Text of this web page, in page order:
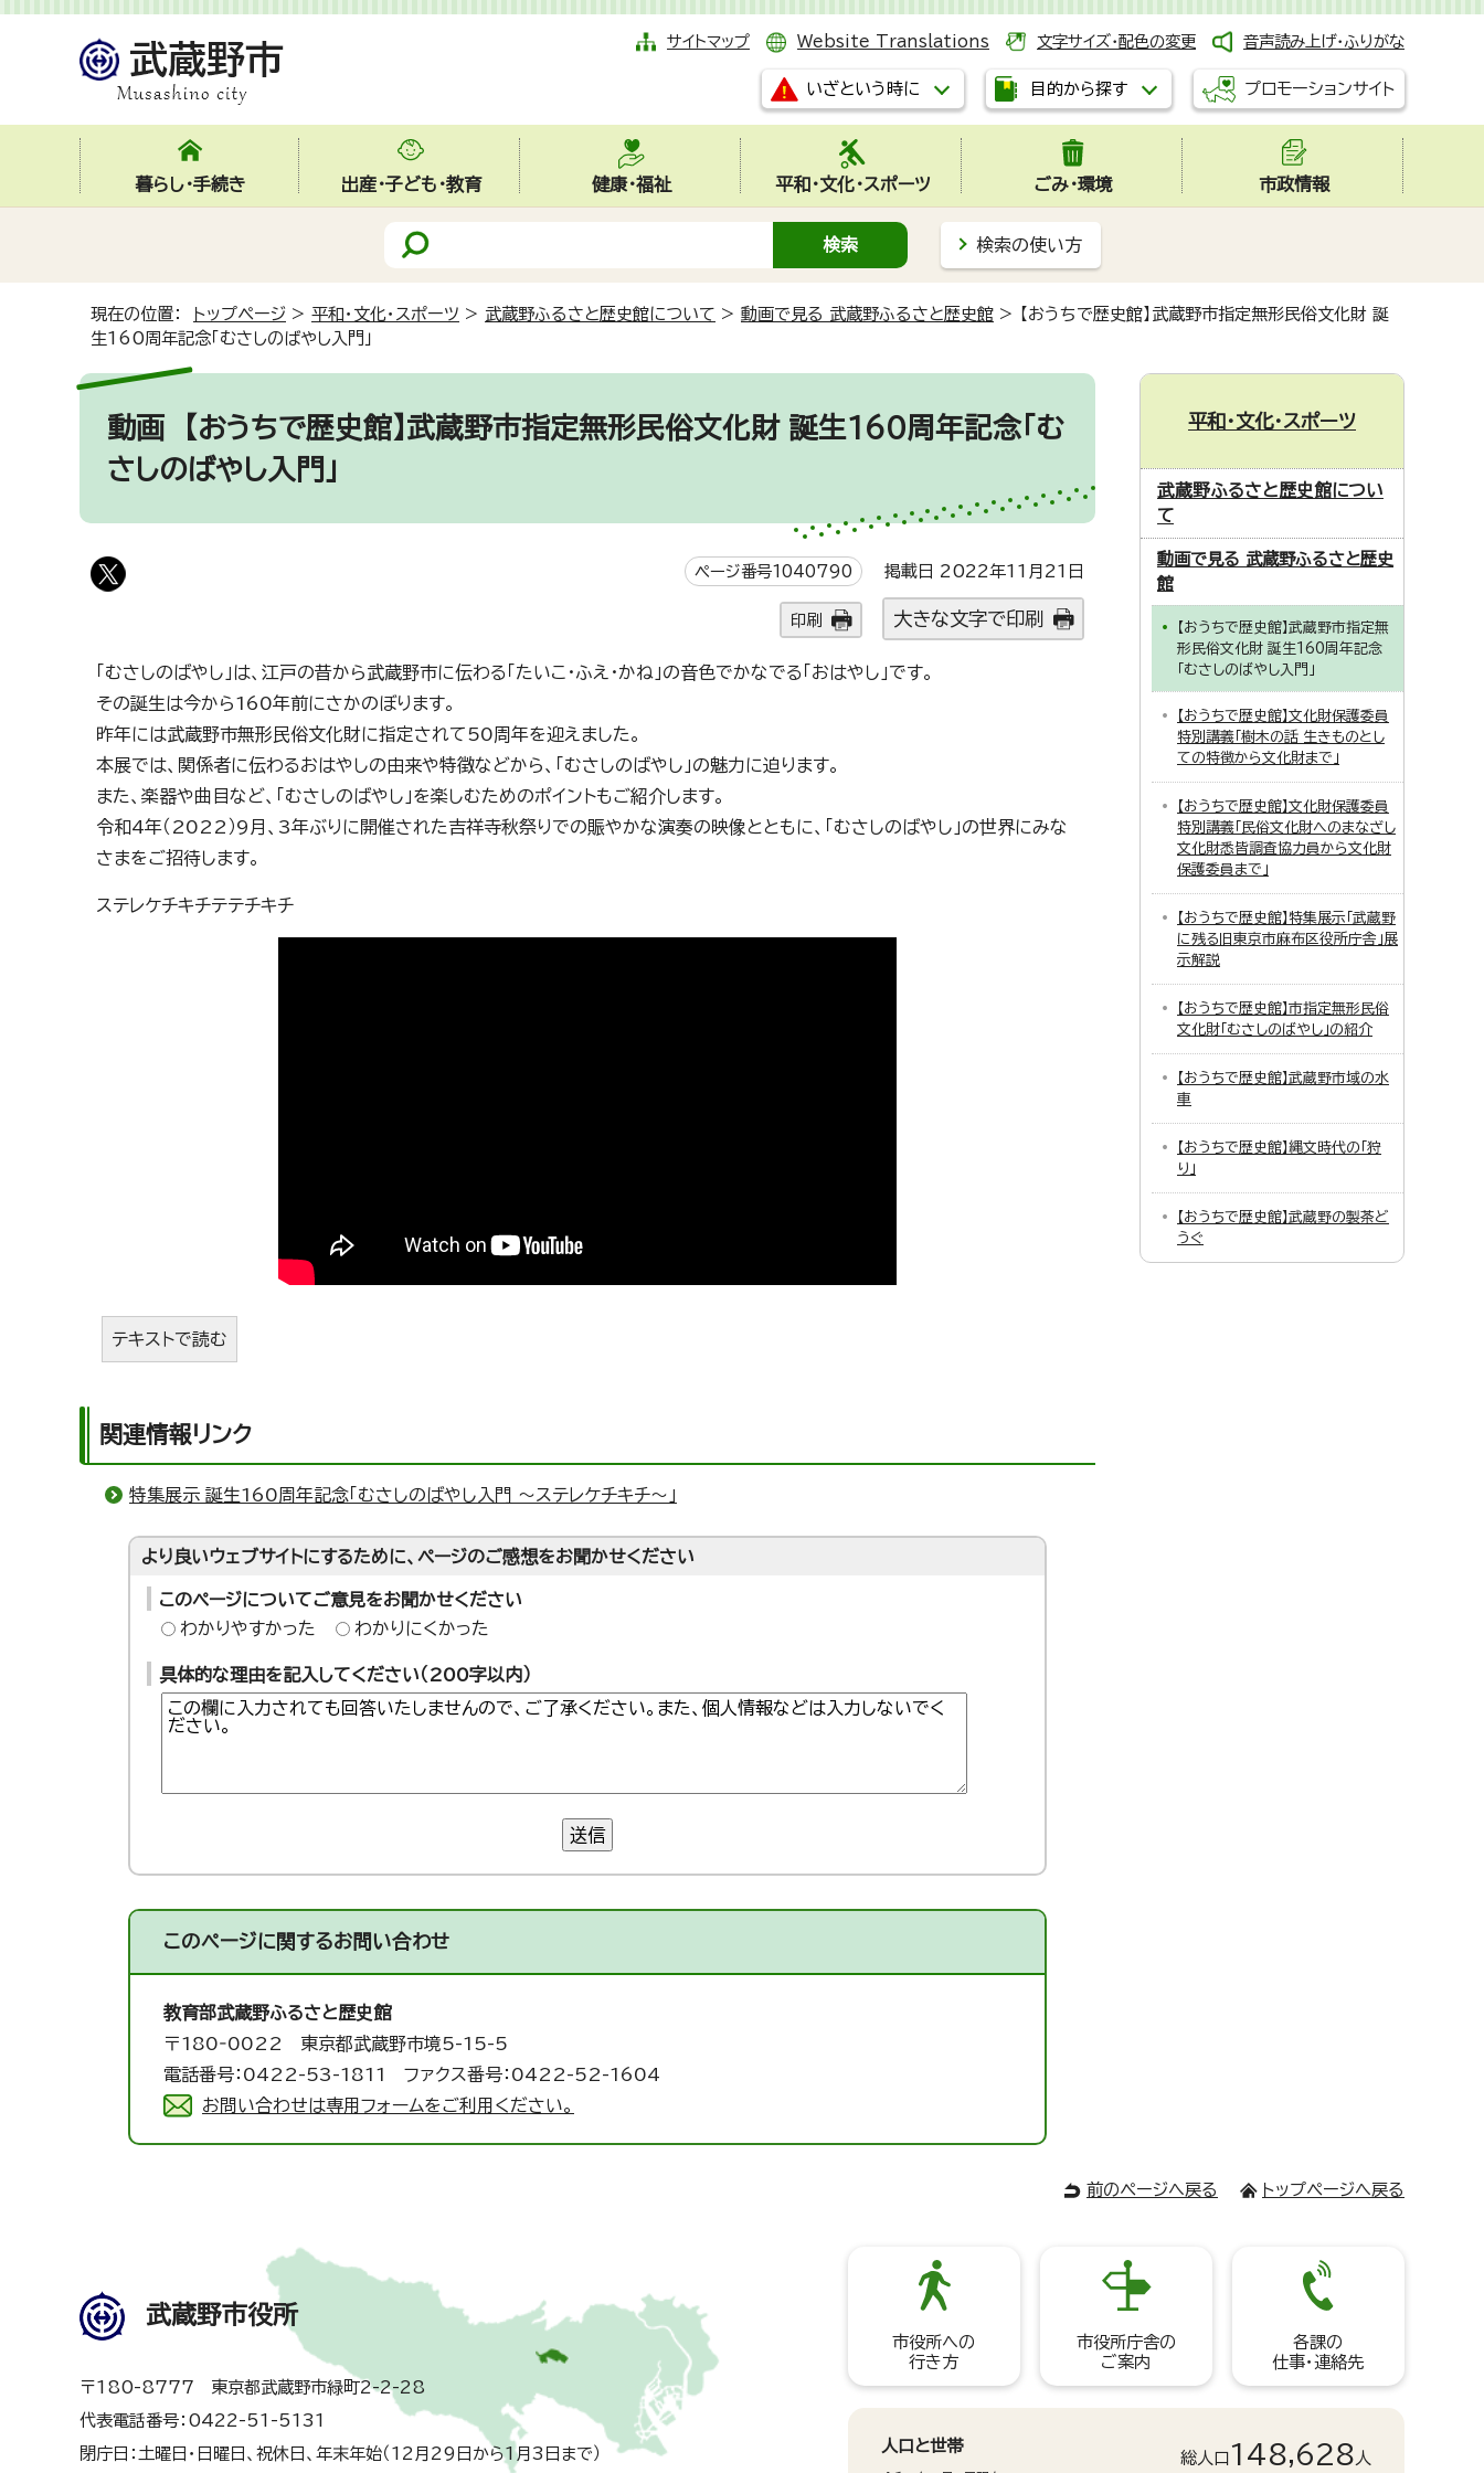
サイトマップ Website Translations 文字サイズ・配色の変更 音声読み上げ・ふりがな
いざという時に 目的から探す プロモーションサイト
暮らし・手続き 出産・子ども・教育 健康・福祉 平和・文化・スポーツ ごみ・環境 市政情報
検索の使い方
現在の位置： トップページ > 平和・文化・スポーツ > 武蔵野ふるさと歴史館について > 動画で見る 武蔵野ふるさと歴史館 >
【おうちで歴史館】武蔵野市指定無形民俗文化財 誕
生160周年記念「むさしのばやし入門」
動画
【おうちで歴史館】武蔵野市指定無形民俗文化財 誕生160周年記念「む
さしのばやし入門」
ページ番号1040790 掲載日 2022年11月21日
印刷 大きな文字で印刷
「むさしのばやし」は、江戸の昔から武蔵野市に伝わる「たいこ・ふえ・かね」の音色でかなでる「おはやし」です。
その誕生は今から160年前にさかのぼります。
昨年には武蔵野市無形民俗文化財に指定されて50周年を迎えました。
本展では、関係者に伝わるおはやしの由来や特徴などから、「むさしのばやし」の魅力に迫ります。
また、楽器や曲目など、「むさしのばやし」を楽しむためのポイントもご紹介します。
令和4年（2022）9月、3年ぶりに開催された吉祥寺秋祭りでの賑やかな演奏の映像とともに、「むさしのばやし」の世界にみな
さまをご招待します。
ステレケチキチテテチキチ
テキストで読む
関連情報リンク
特集展示 誕生160周年記念「むさしのばやし入門 ～ステレケチキチ～」
より良いウェブサイトにするために、ページのご感想をお聞かせください
このページについてご意見をお聞かせください
わかりやすかった
わかりにくかった
具体的な理由を記入してください（200字以内）
送信
このページに関するお問い合わせ
教育部武蔵野ふるさと歴史館
〒180‐0022 東京都武蔵野市境5-15-5
電話番号：0422-53-1811 ファクス番号：0422-52-1604
お問い合わせは専用フォームをご利用ください。
平和・文化・スポーツ
武蔵野ふるさと歴史館につい
て
動画で見る 武蔵野ふるさと歴史
館
【おうちで歴史館】武蔵野市指定無
形民俗文化財 誕生160周年記念
「むさしのばやし入門」
【おうちで歴史館】文化財保護委員
特別講義「樹木の話 生きものとし
ての特徴から文化財まで」
【おうちで歴史館】文化財保護委員
特別講義「民俗文化財へのまなざし
文化財悉皆調査協力員から文化財
保護委員まで」
【おうちで歴史館】特集展示「武蔵野
に残る旧東京市麻布区役所庁舎」展
示解説
【おうちで歴史館】市指定無形民俗
文化財「むさしのばやし」の紹介
【おうちで歴史館】武蔵野市域の水
車
【おうちで歴史館】縄文時代の「狩
り」
【おうちで歴史館】武蔵野の製茶ど
うぐ
前のページへ戻る トップページへ戻る
武蔵野市役所
〒180-8777 東京都武蔵野市緑町2-2-28
代表電話番号：0422-51-5131
閉庁日：土曜日・日曜日、祝休日、年末年始（12月29日から1月3日まで）
市役所への
行き方
市役所庁舎の
ご案内
各課の
仕事・連絡先
人口と世帯
総人口 148,628 人